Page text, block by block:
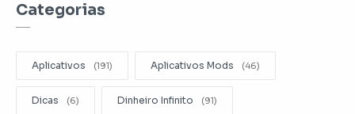
Categorias
Aplicativos Aplicativos Mods
Dicas Dinheiro Infinito